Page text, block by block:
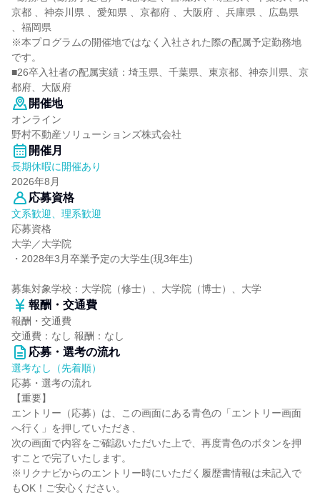
京都 、神奈川県 、愛知県 、京都府 、大阪府 、兵庫県 、広島県
、福岡県
※本プログラムの開催地ではなく入社された際の配属予定勤務地
です。
■26卒入社者の配属実績：埼玉県、千葉県、東京都、神奈川県、京
都府、大阪府
開催地
オンライン
野村不動産ソリューションズ株式会社
開催月
長期休暇に開催あり
2026年8月
応募資格
文系歓迎、理系歓迎
応募資格
大学／大学院
・2028年3月卒業予定の大学生(現3年生)
募集対象学校：大学院（修士）、大学院（博士）、大学
報酬・交通費
報酬・交通費
交通費：なし 報酬：なし
応募・選考の流れ
選考なし（先着順）
応募・選考の流れ
【重要】
エントリー（応募）は、この画面にある青色の「エントリー画面
へ行く」を押していただき、
次の画面で内容をご確認いただいた上で、再度青色のボタンを押
すことで完了いたします。
※リクナビからのエントリー時にいただく履歴書情報は未記入で
もOK！ご安心ください。